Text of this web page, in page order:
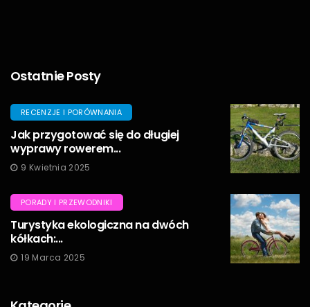
Ostatnie Posty
RECENZJE I PORÓWNANIA
Jak przygotować się do długiej
wyprawy rowerem...
9 Kwietnia 2025
PORADY I PRZEWODNIKI
Turystyka ekologiczna na dwóch
kółkach:...
19 Marca 2025